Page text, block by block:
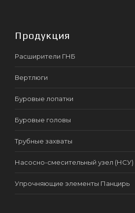
Продукция
Расширители ГНБ
Вертлюги
Буровые лопатки
Буровые головы
Трубные захваты
Насосно-смесительный узел (НСУ)
Упрочняющие элементы Панцирь